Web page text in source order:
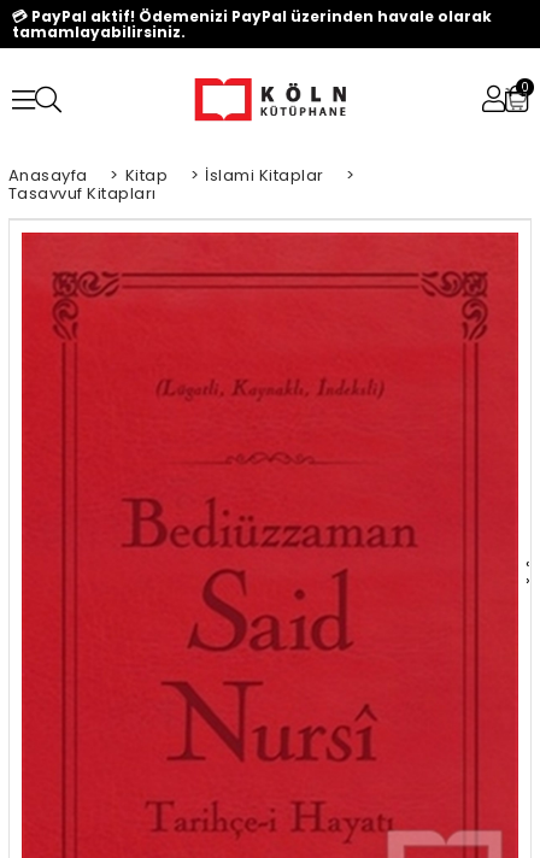
💳 PayPal aktif! Ödemenizi PayPal üzerinden havale olarak
tamamlayabilirsiniz.
0
Anasayfa > Kitap > İslami Kitaplar >
Tasavvuf Kitapları
‹
›